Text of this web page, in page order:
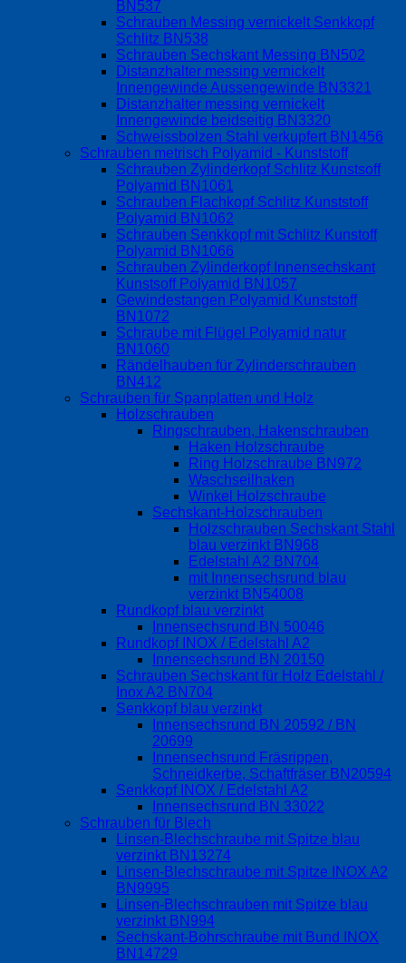
BN537
Schrauben Messing vernickelt Senkkopf
Schlitz BN538
Schrauben Sechskant Messing BN502
Distanzhalter messing vernickelt
Innengewinde Aussengewinde BN3321
Distanzhalter messing vernickelt
Innengewinde beidseitig BN3320
Schweissbolzen Stahl verkupfert BN1456
Schrauben metrisch Polyamid - Kunststoff
Schrauben Zylinderkopf Schlitz Kunstsoff
Polyamid BN1061
Schrauben Flachkopf Schlitz Kunststoff
Polyamid BN1062
Schrauben Senkkopf mit Schlitz Kunstoff
Polyamid BN1066
Schrauben Zylinderkopf Innensechskant
Kunstsoff Polyamid BN1057
Gewindestangen Polyamid Kunststoff
BN1072
Schraube mit Flügel Polyamid natur
BN1060
Rändelhauben für Zylinderschrauben
BN412
Schrauben für Spanplatten und Holz
Holzschrauben
Ringschrauben, Hakenschrauben
Haken Holzschraube
Ring Holzschraube BN972
Waschseilhaken
Winkel Holzschraube
Sechskant-Holzschrauben
Holzschrauben Sechskant Stahl
blau verzinkt BN968
Edelstahl A2 BN704
mit Innensechsrund blau
verzinkt BN54008
Rundkopf blau verzinkt
Innensechsrund BN 50046
Rundkopf INOX / Edelstahl A2
Innensechsrund BN 20150
Schrauben Sechskant für Holz Edelstahl /
Inox A2 BN704
Senkkopf blau verzinkt
Innensechsrund BN 20592 / BN
20699
Innensechsrund Fräsrippen,
Schneidkerbe, Schaftfräser BN20594
Senkkopf INOX / Edelstahl A2
Innensechsrund BN 33022
Schrauben für Blech
Linsen-Blechschraube mit Spitze blau
verzinkt BN13274
Linsen-Blechschraube mit Spitze INOX A2
BN9995
Linsen-Blechschrauben mit Spitze blau
verzinkt BN994
Sechskant-Bohrschraube mit Bund INOX
BN14729